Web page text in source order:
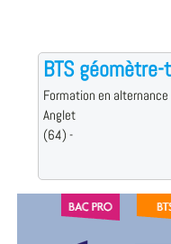
BTS
Formation en alternance
Anglet
(64) -